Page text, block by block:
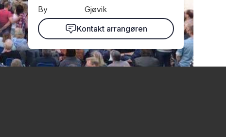
By
Gjøvik
Kontakt arrangøren